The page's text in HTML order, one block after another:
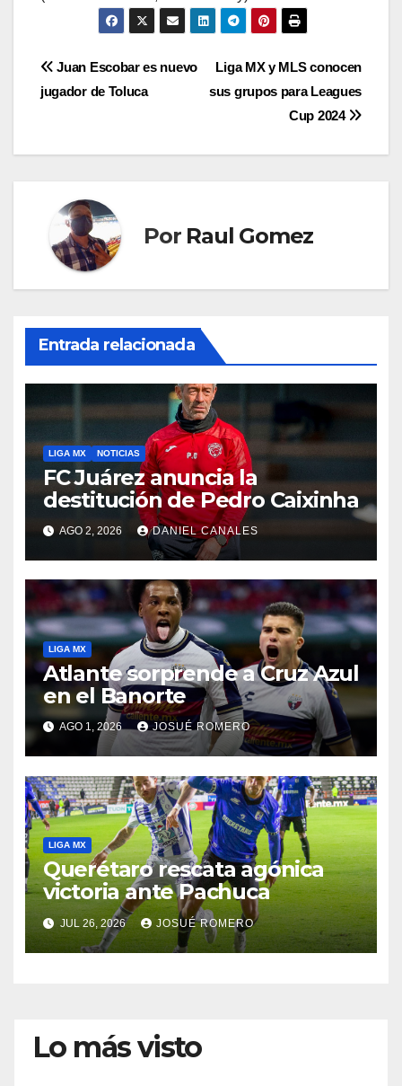
Navegación
de
entradas
Liga MX y MLS conocen
sus grupos para Leagues
Cup 2024
Juan Escobar es nuevo
jugador de Toluca
Por Raul Gomez
Entrada relacionada
LIGA MX NOTICIAS
FC Juárez anuncia la
destitución de Pedro Caixinha
AGO 2, 2026 DANIEL CANALES
LIGA MX
Atlante sorprende a Cruz Azul
en el Banorte
AGO 1, 2026 JOSUÉ ROMERO
LIGA MX
Querétaro rescata agónica
victoria ante Pachuca
JUL 26, 2026 JOSUÉ ROMERO
Lo más visto